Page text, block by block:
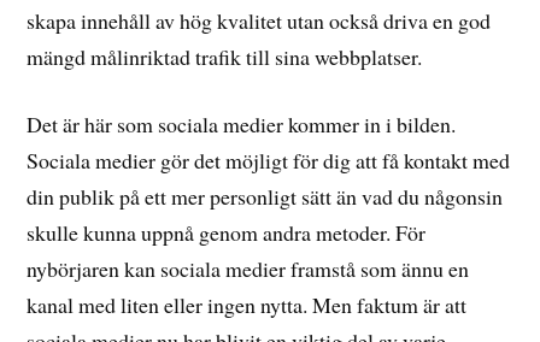
skapa innehåll av hög kvalitet utan också driva en god
mängd målinriktad trafik till sina webbplatser.
Det är här som sociala medier kommer in i bilden.
Sociala medier gör det möjligt för dig att få kontakt med
din publik på ett mer personligt sätt än vad du någonsin
skulle kunna uppnå genom andra metoder. För
nybörjaren kan sociala medier framstå som ännu en
kanal med liten eller ingen nytta. Men faktum är att